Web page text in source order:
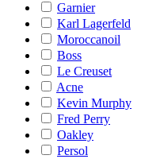
Garnier
Karl Lagerfeld
Moroccanoil
Boss
Le Creuset
Acne
Kevin Murphy
Fred Perry
Oakley
Persol